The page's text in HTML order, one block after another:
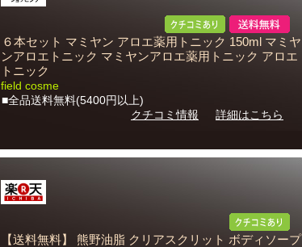
６本セット マミヤン アロエ薬用トニック 150ml マミヤ
ンアロエトニック マミヤンアロエ薬用トニック アロエ
トニック
field cosme
■全品送料無料(5400円以上)
クチコミ情報
詳細はこちら
【送料無料】 熊野油脂 クリアスクリット ボディソープ